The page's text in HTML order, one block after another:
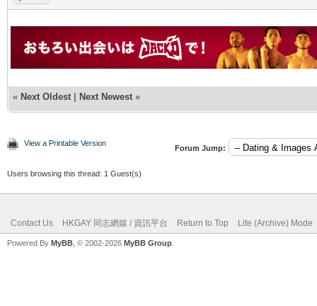
« Next Oldest | Next Newest »
View a Printable Version
Forum Jump:
Users browsing this thread: 1 Guest(s)
Contact Us HKGAY 同志網媒 / 資訊平台 Return to Top Lite (Archive) Mode
Powered By MyBB , © 2002-2026 MyBB Group